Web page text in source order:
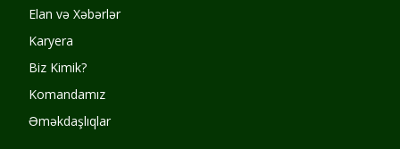
Elan və Xəbərlər
Karyera
Biz Kimik?
Komandamız
Əməkdaşlıqlar